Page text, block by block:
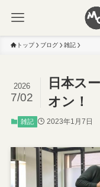
トップ ブログ 雑記
日本ス
オン！
2026
7/02
雑記 2023年1月7日